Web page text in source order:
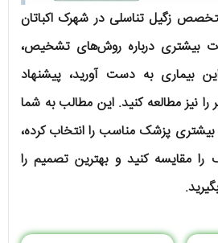
زگیل تناسلی در شهرک اکباتان
بیشتری درباره روش‌های تشخیص،
بیماری به دست آورید، پیشنهاد
را نیز مطالعه کنید. این مطالب به شما
پزشک مناسب را انتخاب کرده،
مقایسه کنید و بهترین تصمیم را